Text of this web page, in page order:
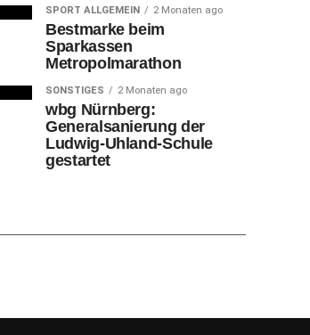
SPORT ALLGEMEIN 2 Monaten ago
Bestmarke beim
Sparkassen
Metropolmarathon
SONSTIGES 2 Monaten ago
wbg Nürnberg:
Generalsanierung der
Ludwig-Uhland-Schule
gestartet